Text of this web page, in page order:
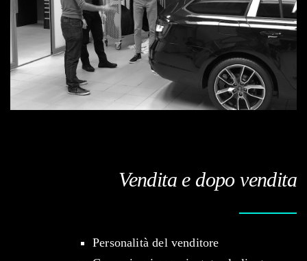
Vendita e dopo vendita
Personalità del venditore